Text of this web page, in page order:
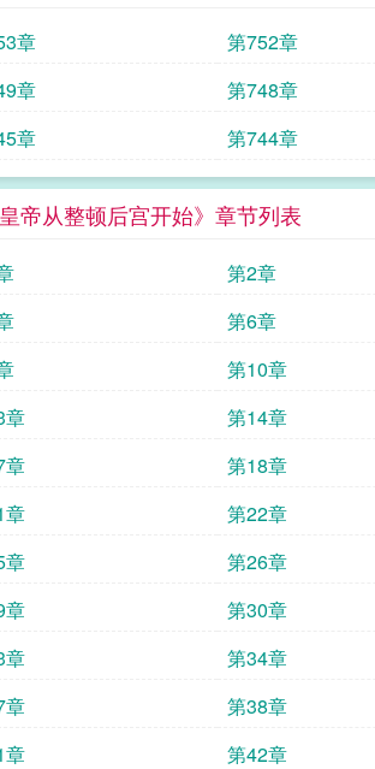
章 第752章
章
第748章
章
第744章
皇帝从整顿后宫开始》章节列表
第2章
第6章
第10章
章
第14章
章
第18章
章
第22章
章
第26章
章
第30章
章
第34章
章
第38章
章
第42章